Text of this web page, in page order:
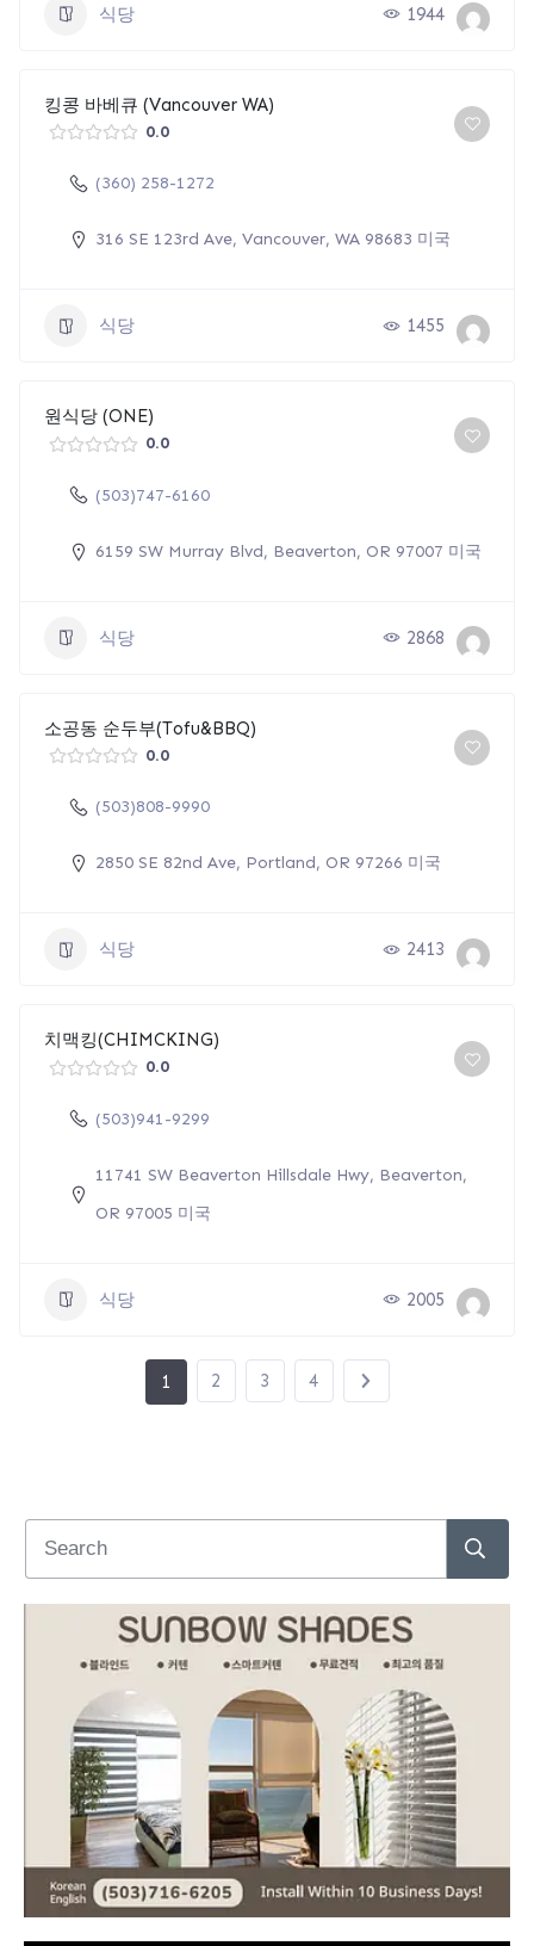
식당 1944
킹콩 바베큐 (Vancouver WA)
0.0
(360) 258-1272
316 SE 123rd Ave, Vancouver, WA 98683 미국
식당 1455
원식당 (ONE)
0.0
(503)747-6160
6159 SW Murray Blvd, Beaverton, OR 97007 미국
식당 2868
소공동 순두부(Tofu&BBQ)
0.0
(503)808-9990
2850 SE 82nd Ave, Portland, OR 97266 미국
식당 2413
치맥킹(CHIMCKING)
0.0
(503)941-9299
11741 SW Beaverton Hillsdale Hwy, Beaverton,
OR 97005 미국
식당 2005
1 2 3 4